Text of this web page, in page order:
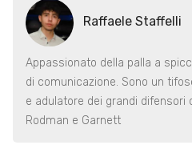
Raffaele Staffelli
Appassionato della palla a
di comunicazione. Sono un
e adulatore dei grandi difensori
Rodman e Garnett